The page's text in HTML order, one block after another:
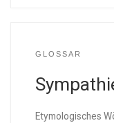
GLOSSAR
Etymologisches